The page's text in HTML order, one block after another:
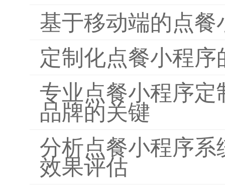
基于移动端的点餐
定制化点餐小程
专业点餐小程序
品牌的关键
分析点餐小程序
效果评估